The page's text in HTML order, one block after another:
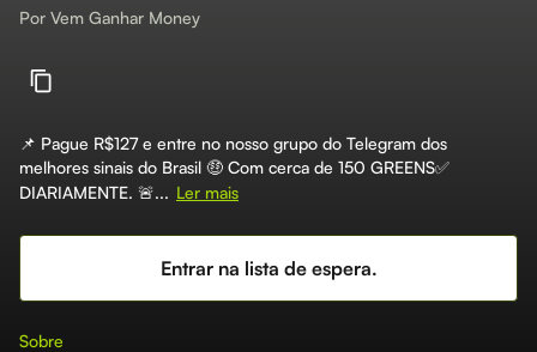
Por Vem Ganhar Money
📌 Pague R$127 e entre no nosso grupo do Telegram dos
melhores sinais do Brasil 🤑 Com cerca de 150 GREENS✅
DIARIAMENTE. 🚨... Ler mais
Entrar na lista de espera.
Sobre